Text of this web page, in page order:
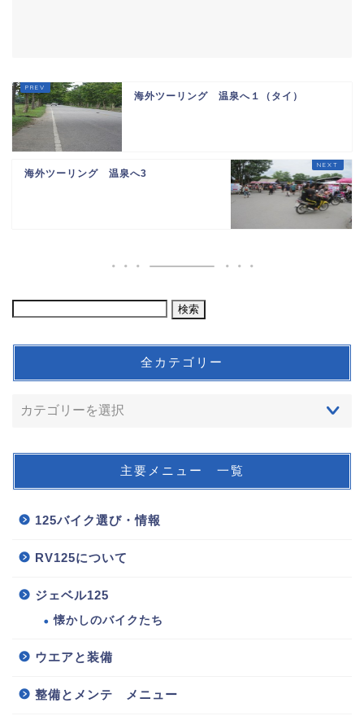
海外ツーリング 温泉へ１（タイ）
海外ツーリング 温泉へ3
全カテゴリー
主要メニュー 一覧
125バイク選び・情報
RV125について
ジェベル125
懐かしのバイクたち
ウエアと装備
整備とメンテ メニュー